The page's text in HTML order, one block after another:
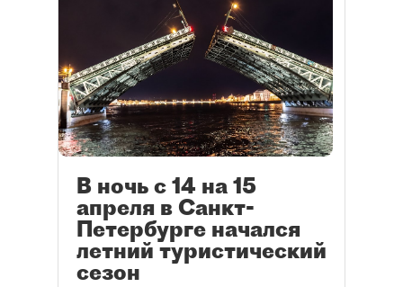
В ночь с 14 на 15
апреля в Санкт-
Петербурге начался
летний туристический
сезон